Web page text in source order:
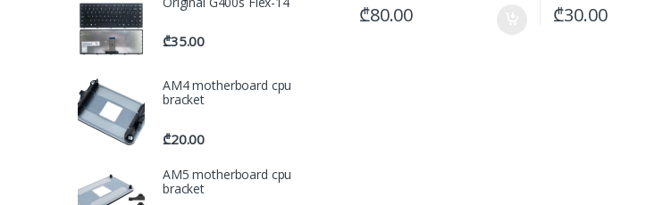
₾80.00 ₾30.00
₾35.00
AM4 motherboard cpu
bracket
₾20.00
AM5 motherboard cpu
bracket